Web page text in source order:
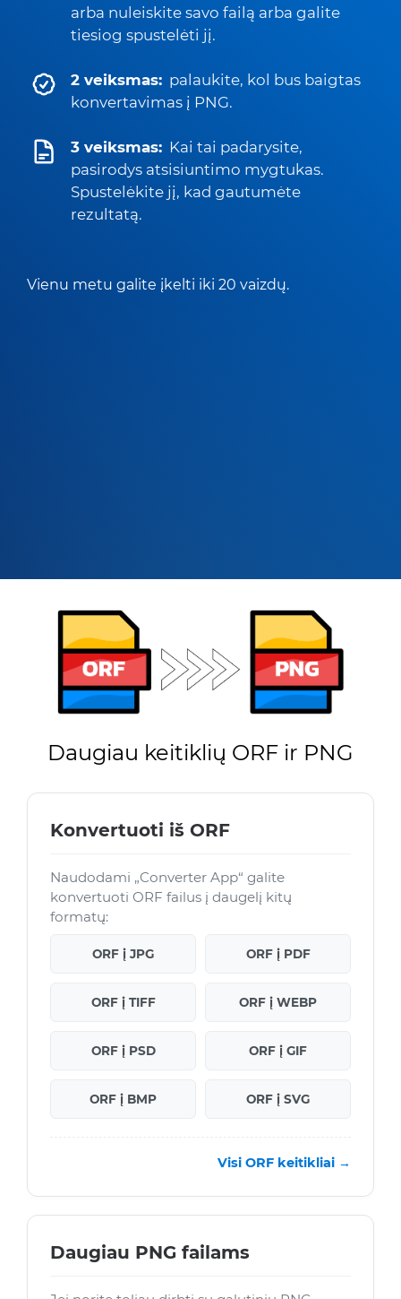
arba nuleiskite savo failą arba galite
tiesiog spustelėti jį.
2 veiksmas: palaukite, kol bus baigtas
konvertavimas į PNG.
3 veiksmas: Kai tai padarysite,
pasirodys atsisiuntimo mygtukas.
Spustelėkite jį, kad gautumėte
rezultatą.
Vienu metu galite įkelti iki 20 vaizdų.
Daugiau keitiklių ORF ir PNG
Konvertuoti iš ORF
Naudodami „Converter App“ galite
konvertuoti ORF failus į daugelį kitų
formatų:
ORF į JPG ORF į PDF
ORF į TIFF ORF į WEBP
ORF į PSD ORF į GIF
ORF į BMP ORF į SVG
Visi ORF keitikliai →
Daugiau PNG failams